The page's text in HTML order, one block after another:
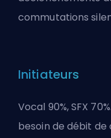
commutations
Initiateurs
Vocal 90%, SFX
besoin de débit